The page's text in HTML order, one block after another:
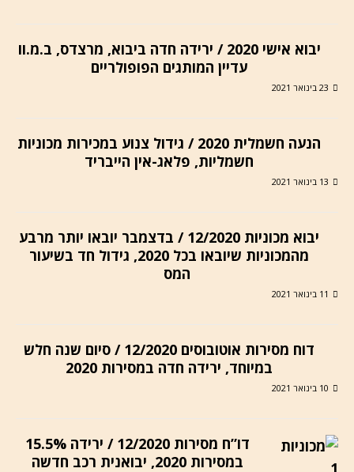
יבוא אישי 2020 / ירידה חדה ביבוא, מרצדס, ב.מ.וו
עדיין המותגים הפופולריים
23 בינואר 2021
הנעה חשמלית 2020 / גידול צנוע במכירות מכוניות
חשמליות, פלאג-אין הייבריד
13 בינואר 2021
יבוא מכוניות 12/2020 / בדצמבר יובאו יותר מרבע
מהמכוניות שיובאו בכל 2020, גידול חד בשיעור
המס
11 בינואר 2021
דוח מסירות אוטובוסים 12/2020 / סיום שנה חלש
במיוחד, ירידה חדה במסירות 2020
10 בינואר 2021
דו”ח מסירות 12/2020 / ירידה 15.5%
במסירות 2020, יבואנית רכב חדשה